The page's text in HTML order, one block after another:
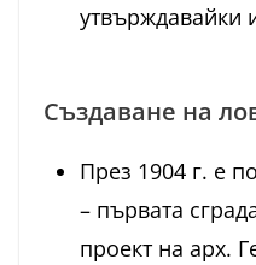
утвърждавайки
Създаване на
През 1904 г. е
– първата
проект на арх.